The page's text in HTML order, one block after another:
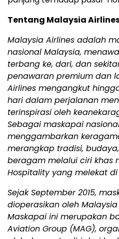
Tentang Malaysia
Malaysia Airlines adalah
nasional Malaysia,
terbang ke, dari, dan
penawaran premium dan
Airlines mengangkut
hari dalam perjalanan
terinspirasi oleh
Sebagai maskapai
menggambarkan
merangkap tradisi,
beragam melalui ciri khas
Hospitality yang melekat
Sejak September 2015,
dioperasikan oleh Malaysia
Maskapai ini merupakan
Aviation Group (MAG),